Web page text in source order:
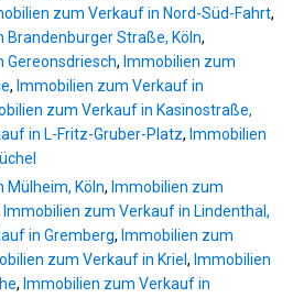
zum Verkauf in Nord-Süd-Fahrt,
Brandenburger Straße, Köln,
Gereonsdriesch, Immobilien zum
, Immobilien zum Verkauf in
zum Verkauf in Kasinostraße,
in L-Fritz-Gruber-Platz, Immobilien
Mülheim, Köln, Immobilien zum
Immobilien zum Verkauf in Lindenthal,
in Gremberg, Immobilien zum
zum Verkauf in Kriel , Immobilien
, Immobilien zum Verkauf in